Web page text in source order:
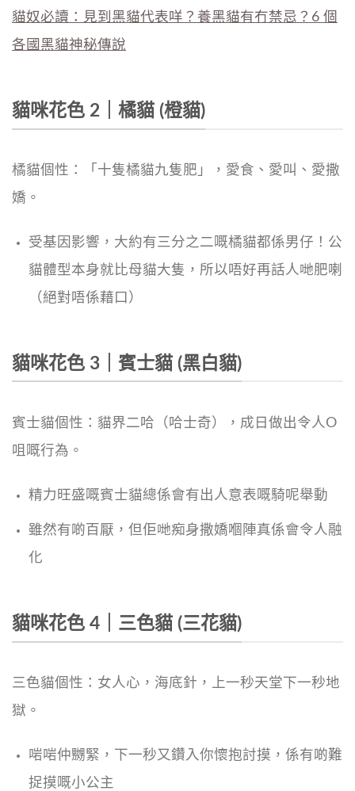
貓奴必讀：見到黑貓代表咩？養黑貓有冇禁忌？6 個
各國黑貓神秘傳說
貓咪花色 2｜橘貓 (橙貓)
橘貓個性：「十隻橘貓九隻肥」，愛食、愛叫、愛撒
嬌。
受基因影響，大約有三分之二嘅橘貓都係男仔！公
貓體型本身就比母貓大隻，所以唔好再話人哋肥喇
（絕對唔係藉口）
貓咪花色 3｜賓士貓 (黑白貓)
賓士貓個性：貓界二哈（哈士奇），成日做出令人O
咀嘅行為。
精力旺盛嘅賓士貓總係會有出人意表嘅騎呢舉動
雖然有啲百厭，但佢哋痴身撒嬌嗰陣真係會令人融
化
貓咪花色 4｜三色貓 (三花貓)
三色貓個性：女人心，海底針，上一秒天堂下一秒地
獄。
啱啱仲嬲緊，下一秒又鑽入你懷抱討摸，係有啲難
捉摸嘅小公主